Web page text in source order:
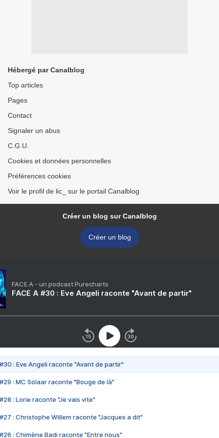
Hébergé par Canalblog
Top articles
Pages
Contact
Signaler un abus
C.G.U.
Cookies et données personnelles
Préférences cookies
Voir le profil de lic_ sur le portail Canalblog
Créer un blog sur Canalblog
Créer un blog
FACE A - un podcast Purecharts
FACE A #30 : Eve Angeli raconte "Avant de partir"
#30 : Eve Angeli raconte "Avant de partir"
#29 : MC Solaar raconte "Bouge de là"
#28 : Lorie raconte "Je vais vite"
#27 : Christophe Willem raconte "Jacques a dit"
#26 : Chimène Badi raconte "Entre nous"